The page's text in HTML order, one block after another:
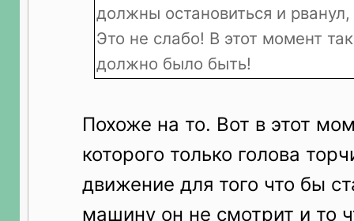
должны остановиться и
Это не слабо! В этот момент
должно было быть!
Похоже на то. Вот в этот
которого только голова
движение для того что бы
машину он не смотрит и то